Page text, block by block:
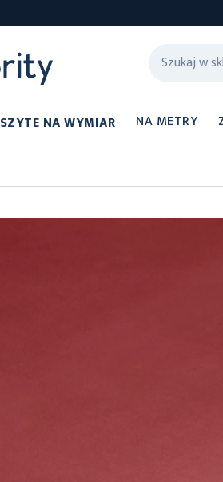
SZYTE NA WYMIAR NA METRY